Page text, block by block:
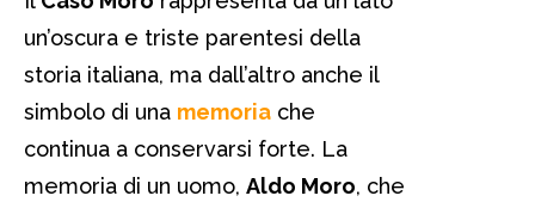
un’oscura e triste parentesi della
storia italiana, ma dall’altro anche il
simbolo di una memoria che
continua a conservarsi forte. La
memoria di un uomo, Aldo Moro, che